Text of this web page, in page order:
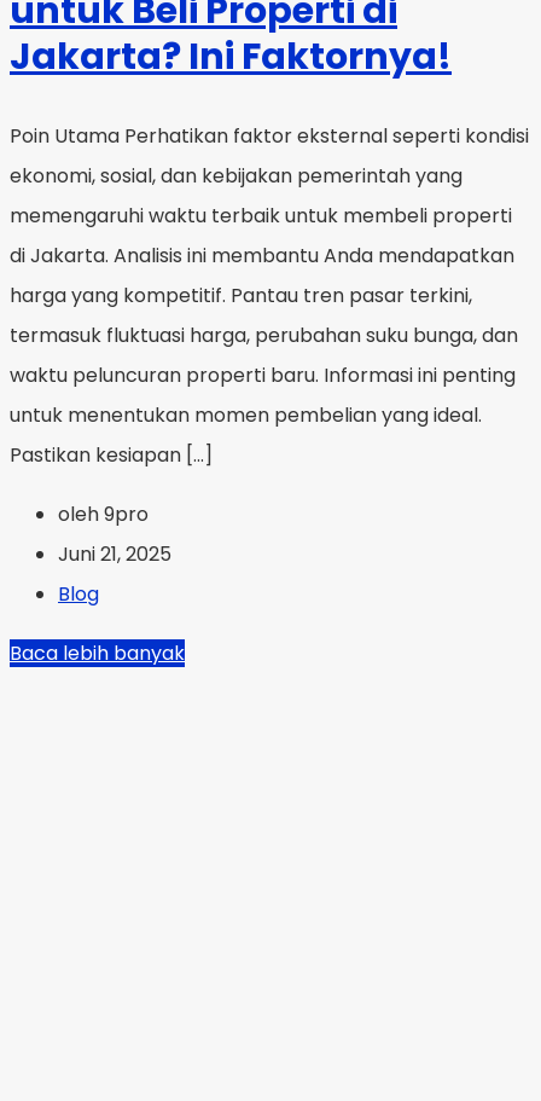
untuk Beli Properti di
Jakarta? Ini Faktornya!
Poin Utama Perhatikan faktor eksternal seperti kondisi
ekonomi, sosial, dan kebijakan pemerintah yang
memengaruhi waktu terbaik untuk membeli properti
di Jakarta. Analisis ini membantu Anda mendapatkan
harga yang kompetitif. Pantau tren pasar terkini,
termasuk fluktuasi harga, perubahan suku bunga, dan
waktu peluncuran properti baru. Informasi ini penting
untuk menentukan momen pembelian yang ideal.
Pastikan kesiapan […]
oleh 9pro
Juni 21, 2025
Blog
Baca lebih banyak